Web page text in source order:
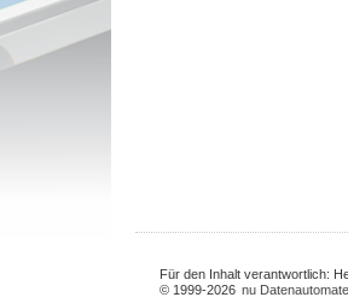
Für den Inhalt verantwortlich:
© 1999-2026 nu